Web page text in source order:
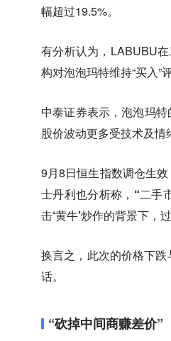
幅超过19.5%。
有分析认为，LABUBU
构对泡泡玛特维持“买入”评
中泰证券表示，泡泡玛
股价波动更多受技术及情
9月8日恒生指数调仓生
士丹利也分析称，“二手
击‘黄牛’炒作的背景下，
换言之，此次的价格下
话。
“砍掉中间商赚差价”